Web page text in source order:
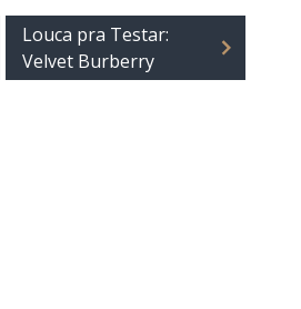
Louca pra Testar:
Velvet Burberry